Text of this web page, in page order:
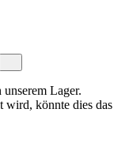
Lager.
wird, könnte dies das